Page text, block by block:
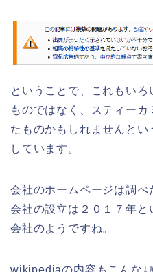
ということで、これもい
ものではなく、スティー
たものかもしれませんと
しています。
会社のホームページは調べ
会社の設立は２０１７年と
会社のようですね。